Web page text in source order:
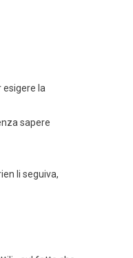
esigere la
sapere
li seguiva,